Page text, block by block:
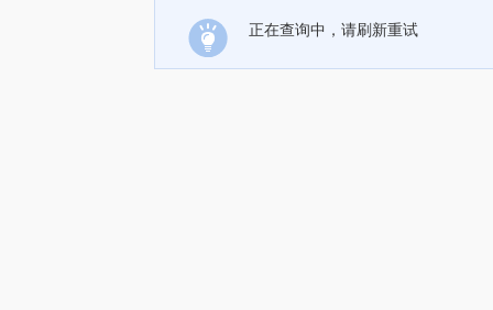
正在查询中，请刷新重试